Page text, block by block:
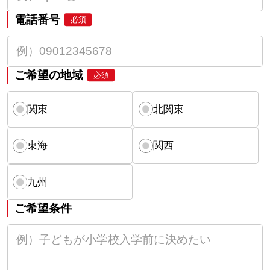
電話番号 必須
ご希望の地域 必須
関東 北関東
東海 関西
九州
ご希望条件